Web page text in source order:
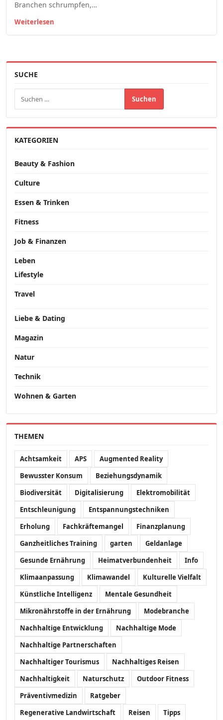
Branchen schrumpfen,…
Weiterlesen
SUCHE
KATEGORIEN
Beauty & Fashion
Culture
Essen & Trinken
Fitness
Job & Finanzen
Leben
Lifestyle
Travel
Liebe & Dating
Magazin
Natur
Technik
Wohnen & Garten
THEMEN
Achtsamkeit APS
Augmented Reality
Bewusster Konsum
Beziehungsdynamik
Biodiversität
Digitalisierung
Elektromobilität
Entschleunigung
Entspannungstechniken
Erholung
Fachkräftemangel
Finanzplanung
Ganzheitliches Training
garten
Geldanlage
Gesunde Ernährung
Heimatverbundenheit
Info
Klimaanpassung
Klimawandel
Kulturelle Vielfalt
Künstliche Intelligenz
Mentale Gesundheit
Mikronährstoffe in der Ernährung
Modebranche
Nachhaltige Entwicklung
Nachhaltige Mode
Nachhaltige Partnerschaften
Nachhaltiger Tourismus
Nachhaltiges Reisen
Nachhaltigkeit
Naturschutz
Outdoor Fitness
Präventivmedizin
Ratgeber
Regenerative Landwirtschaft
Reisen Tipps